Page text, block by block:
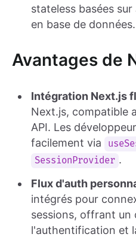
stateless basées
en base de données.
Avantages de
Intégration Next.js
Next.js, compatible
API. Les
facilement via
SessionProvider .
Flux d'auth
intégrés pour
sessions, offrant
l'authentification et